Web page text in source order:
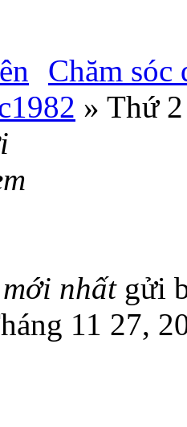
Chăm sóc
» Thứ
nhất gửi
11 27,